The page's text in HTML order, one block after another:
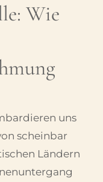
Wie
uns
scheinbar
Ländern